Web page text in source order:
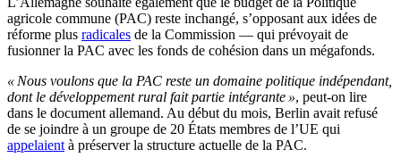
agricole commune (PAC) reste inchangé, s’opposant aux idées de
réforme plus radicales de la Commission — qui prévoyait de
fusionner la PAC avec les fonds de cohésion dans un mégafonds.
« Nous voulons que la PAC reste un domaine politique indépendant,
dont le développement rural fait partie intégrante », peut-on lire
dans le document allemand. Au début du mois, Berlin avait refusé
de se joindre à un groupe de 20 États membres de l’UE qui
appelaient à préserver la structure actuelle de la PAC.